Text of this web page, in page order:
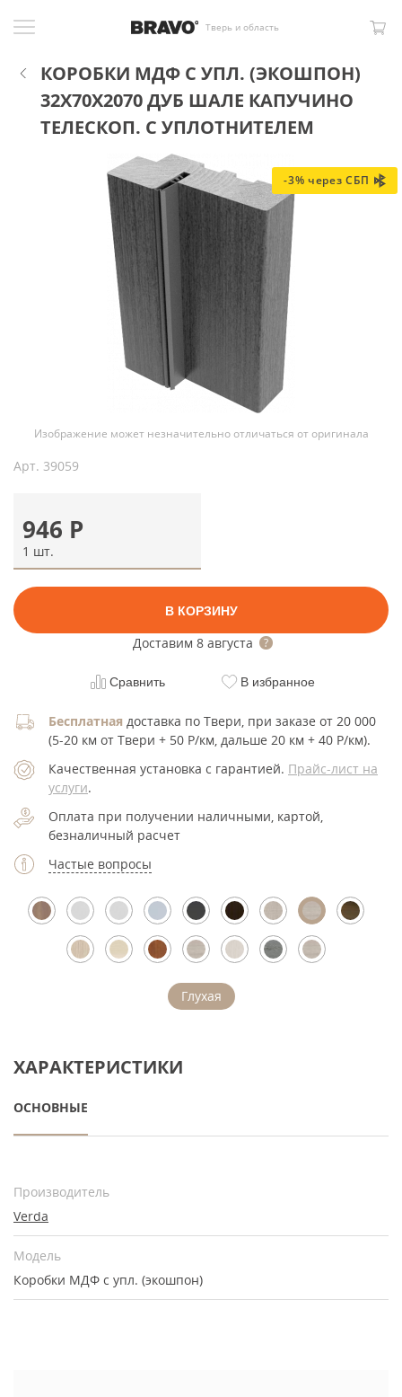
Тверь и область
КОРОБКИ МДФ С УПЛ. (ЭКОШПОН)
32X70X2070 ДУБ ШАЛЕ КАПУЧИНО
ТЕЛЕСКОП. С УПЛОТНИТЕЛЕМ
-3% через СБП
Изображение может незначительно отличаться от оригинала
Арт. 39059
946 Р
1 шт.
В КОРЗИНУ
Доставим 8 августа
Сравнить В избранное
Бесплатная доставка по Твери, при заказе от 20 000
(5-20 км от Твери + 50 Р/км, дальше 20 км + 40 Р/км).
Качественная установка с гарантией. Прайс-лист на
услуги.
Оплата при получении наличными, картой,
безналичный расчет
Частые вопросы
Глухая
ХАРАКТЕРИСТИКИ
ОСНОВНЫЕ
Производитель
Verda
Модель
Коробки МДФ с упл. (экошпон)